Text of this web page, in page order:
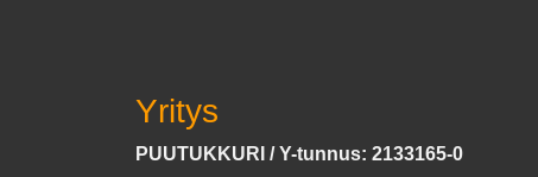
Yritys
PUUTUKKURI / Y-tunnus: 2133165-0